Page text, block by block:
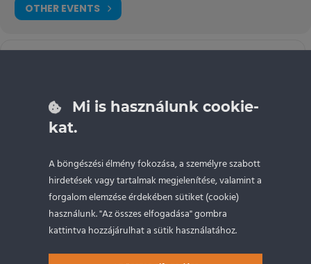
OTHER EVENTS
Mi is használunk cookie-
kat.
A böngészési élmény fokozása, a személyre szabott
hirdetések vagy tartalmak megjelenítése, valamint a
forgalom elemzése érdekében sütiket (cookie)
használunk. "Az összes elfogadása" gombra
kattintva hozzájárulhat a sütik használatához.